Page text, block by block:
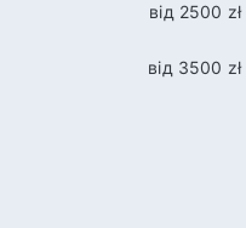
від 2500 zł
від 3500 zł